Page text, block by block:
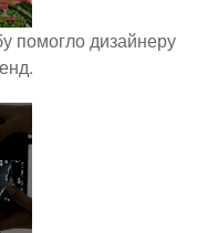
помогло дизайнеру